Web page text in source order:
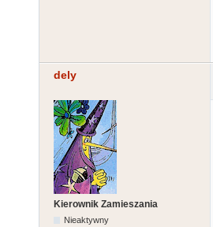
dely
Kierownik Zamieszania
Nieaktywny